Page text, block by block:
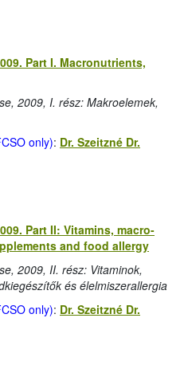
Part I. Macronutrients,
2009, I. rész: Makroelemek,
only): Dr. Szeitzné Dr.
Part II: Vitamins, macro-
and food allergy
2009, II. rész: Vitaminok,
és élelmiszerallergia
only): Dr. Szeitzné Dr.